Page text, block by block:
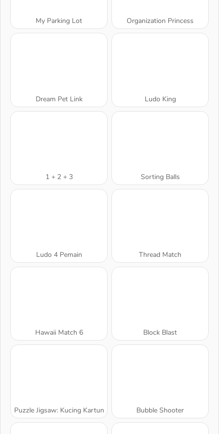
My Parking Lot Organization Princess
Dream Pet Link Ludo King
1 + 2 + 3 Sorting Balls
Ludo 4 Pemain Thread Match
Hawaii Match 6 Block Blast
Puzzle Jigsaw: Kucing Kartun Bubble Shooter